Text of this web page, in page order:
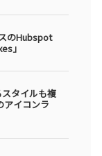
のHubspot
」
タイルも複
アイコンラ